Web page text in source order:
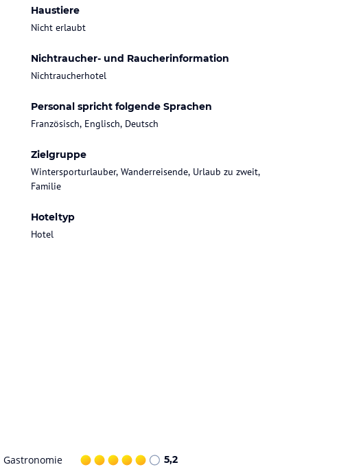
Haustiere
Nicht erlaubt
Nichtraucher- und Raucherinformation
Nichtraucherhotel
Personal spricht folgende Sprachen
Französisch, Englisch, Deutsch
Zielgruppe
Wintersporturlauber, Wanderreisende, Urlaub zu zweit,
Familie
Hoteltyp
Hotel
Gastronomie 5,2